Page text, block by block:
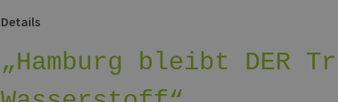
Details
„Hamburg bleibt DER